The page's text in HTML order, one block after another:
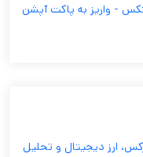
- واریز به پاکت آپشن
ارز دیجیتال و تحلیل